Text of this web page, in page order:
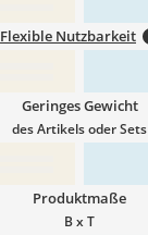
Flexible Nutzbarkeit
Geringes Gewicht
des Artikels oder Sets
Produktmaße
B x T